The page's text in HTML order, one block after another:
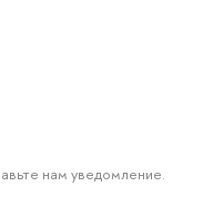
нам уведомление.